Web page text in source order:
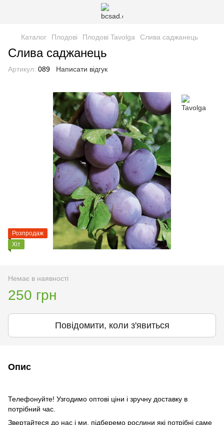
Каталог Плодові Плодові Tavolga Слива саджанець
Слива саджанець
Артикул: 089 Написати відгук
Розпродаж
Хіт
Немає в наявності
250 грн
Повідомити, коли з'явиться
Опис
Телефонуйте! Узгодимо оптові ціни і зручну доставку в
потрібний час.
Звертайтеся до нас і ми, підберемо рослини які потрібні саме